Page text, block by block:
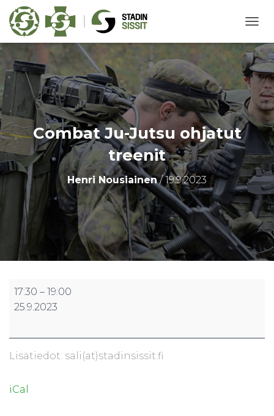
A
V
I
G
T
Ä
Ä
L
L
E
/
P
I
S
Combat Ju-Jutsu ohjatut
treenit
Henri Nousiainen/19.9.2023
Combat
Ju-
17:30 – 19:00
25.9.2023
Lisätiedot: sali(at)stadinsissit.fi
iCal